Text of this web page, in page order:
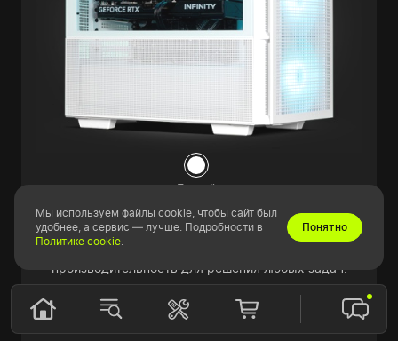
Белый
PLAY 2 ULTRA
Универсальный и строгий. Высокая
производительность для решения любых задач.
от 345 400 ₽
или от 12 837 ₽ в месяц
Мы используем файлы cookie, чтобы сайт был
удобнее, а сервис — лучше. Подробности в
Политике cookie.
Понятно